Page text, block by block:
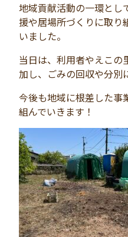
地域貢献活動の一環とし
援や居場所づくりに取り
いました。
当日は、利用者やえこの
加し、ごみの回収や分別
今後も地域に根差した事
組んでいきます！